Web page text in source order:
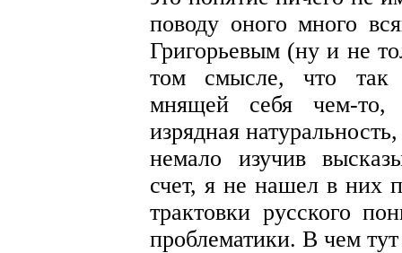
поводу оного много
Григорьевым (ну и не
том смысле, что так
мнящей себя чем-то,
изрядная
немало изучив
счет, я не нашел в них
трактовки русского
проблематики. В чем